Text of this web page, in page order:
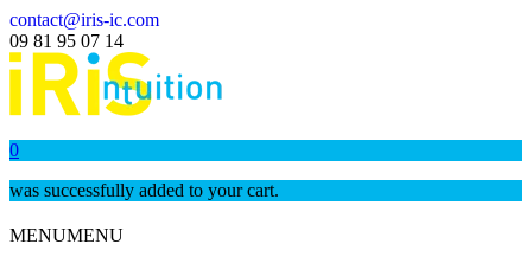
contact@iris-ic.com
09 81 95 07 14
0
was successfully added to your cart.
MENUMENU